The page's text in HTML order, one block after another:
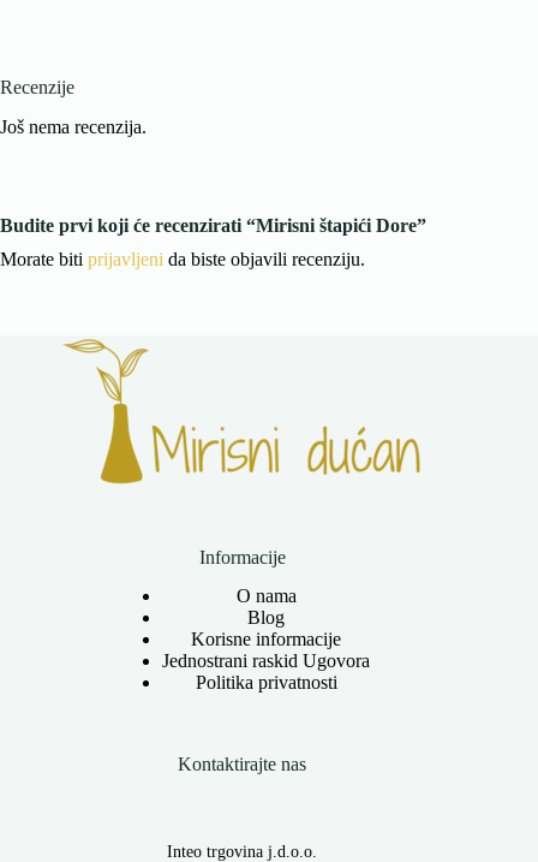
Recenzije
Još nema recenzija.
Budite prvi koji će recenzirati “Mirisni štapići Dore”
Morate biti prijavljeni da biste objavili recenziju.
Informacije
O nama
Blog
Korisne informacije
Jednostrani raskid Ugovora
Politika privatnosti
Kontaktirajte nas
Inteo trgovina j.d.o.o.